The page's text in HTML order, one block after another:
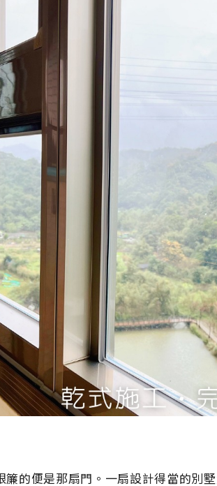
簾的便是那扇門。一扇設計得當的別